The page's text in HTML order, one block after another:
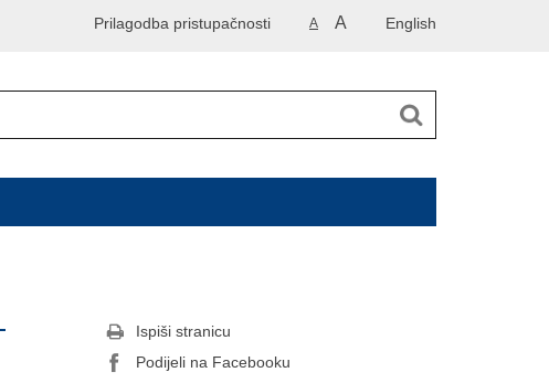
English
A A
Prilagodba pristupačnosti
Ispiši stranicu
Podijeli na Facebooku